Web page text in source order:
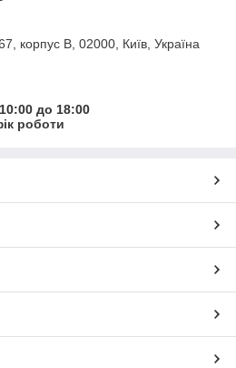
корпус В, 02000, Київ, Україна
до 18:00
роботи